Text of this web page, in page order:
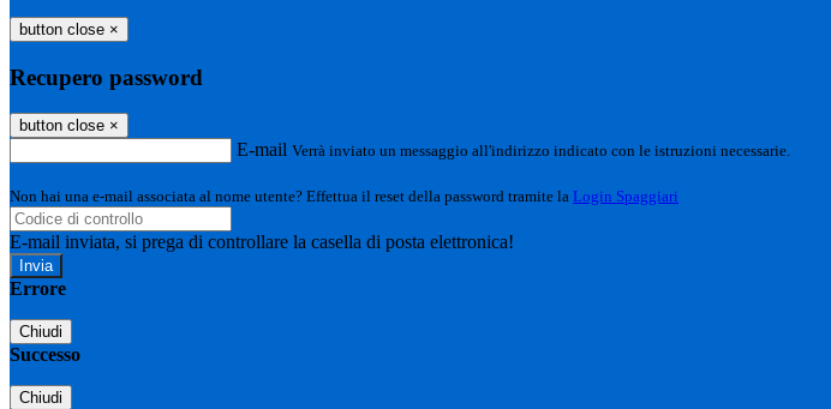
button close ×
Recupero password
button close ×
E-mail Verrà inviato un messaggio all'indirizzo indicato con le istruzioni necessarie.
Non hai una e-mail associata al nome utente? Effettua il reset della password tramite la Login Spaggiari
E-mail inviata, si prega di controllare la casella di posta elettronica!
Errore
Chiudi
Successo
Chiudi